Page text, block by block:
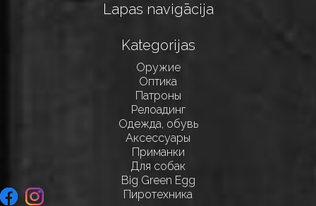
Lapas navigācija
Kategorijas
Оружие
Оптика
Патроны
Релоадинг
Одежда, обувь
Аксессуары
Приманки
Для собак
Big Green Egg
Пиротехника